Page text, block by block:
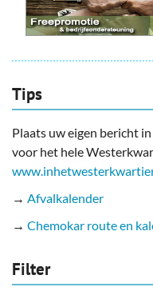
Tips
Plaats uw eigen bericht
voor het hele
→ Afvalkalender
→ Chemokar route en
Filter